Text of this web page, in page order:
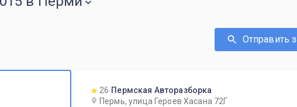
Отправить
26 Пермская Авторазборка
Пермь, улица Героев Хасана 72Г